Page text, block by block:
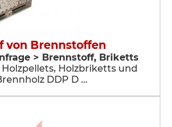
von Brennstoffen
> Brennstoff, Briketts
Holzbriketts und
DDP D …